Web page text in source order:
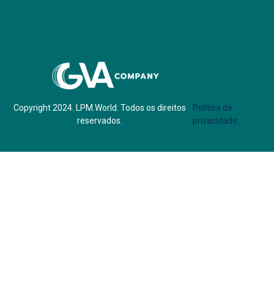
Copyright 2024. LPM.World. Todos os direitos
reservados.
Política de
privacidade.